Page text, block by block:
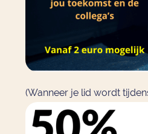
(Wanneer je lid wordt